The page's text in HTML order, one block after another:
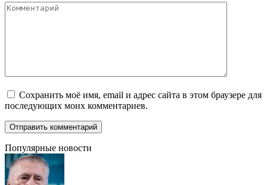
Комментарий
Сохранить моё имя, email и адрес сайта в этом браузере для
последующих моих комментариев.
Популярные новости